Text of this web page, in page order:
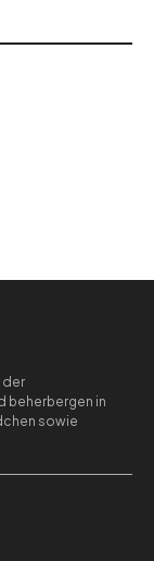
der
beherbergen in
sowie